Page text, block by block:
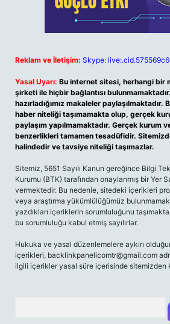
Reklam ve İletişim: Skype:
Yasal Uyarı: Bu internet sitesi, herhangi bir
şirketi ile hiçbir bağlantısı
hazırladığımız makaleler
haber niteliği taşımamakta olup, gerçek
paylaşım yapılmamaktadır. Gerçek kurum
benzerlikleri tamamen tesadüfidir.
halindedir ve tavsiye niteliği taşımazlar.
Sitemiz, 5651 Sayılı Kanun gereğince Bilgi
Kurumu (BTK) tarafından onaylanmış bir Yer
vermektedir. Bu nedenle, sitedeki içerikleri
veya araştırma yükümlülüğümüz
yazdıkları içeriklerin sorumluluğunu
bu sorumluluğu kabul etmiş sayılırlar.
Hukuka ve yasal düzenlemelere aykırı
içerikleri, backlinkpanelicomtr@gmail.com
ilgili içerikler yasal süre içerisinde sitemizden